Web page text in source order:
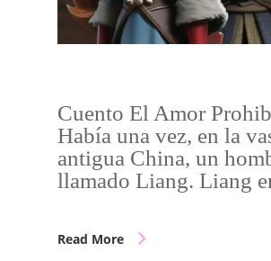
Cuento El Amor
Había una vez, en la
antigua China, un
llamado Liang. Liang
Read More